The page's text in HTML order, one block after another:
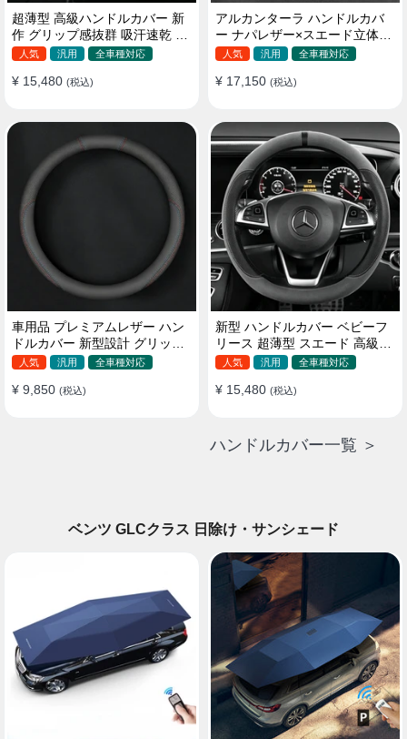
超薄型 高級ハンドルカバー 新
作 グリップ感抜群 吸汗速乾 ス
エード ナパレザー 通年使用
人気 汎用 全車種対応
¥ 15,480 (税込)
アルカンターラ ハンドルカバ
ー ナパレザー×スエード立体デ
ザイン 四季汎用 O/D型兼用 38-
人気 汎用 全車種対応
¥ 17,150 (税込)
車用品 プレミアムレザー ハン
ドルカバー 新型設計 グリップ
感向上 取付簡単 滑り止め 36〜
人気 汎用 全車種対応
¥ 9,850 (税込)
新型 ハンドルカバー ベビーフ
リース 超薄型 スエード 高級感
四季汎用 3色展開 38CM
人気 汎用 全車種対応
¥ 15,480 (税込)
ハンドルカバー一覧 ＞
ベンツ GLCクラス 日除け・サンシェード